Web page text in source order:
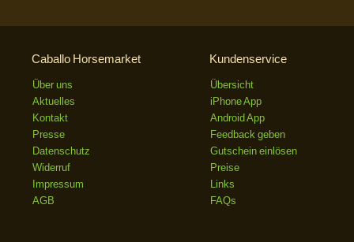
Caballo Horsemarket
Über uns
Aktuelles
Kontakt
Presse
Datenschutz
Widerruf
Impressum
AGB
Kundenservice
Übersicht
iPhone App
Android App
Feedback geben
Gutschein einlösen
Preise
Links
FAQs